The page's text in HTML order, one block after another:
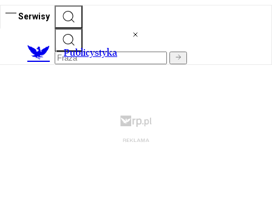
Serwisy
Publicystyka